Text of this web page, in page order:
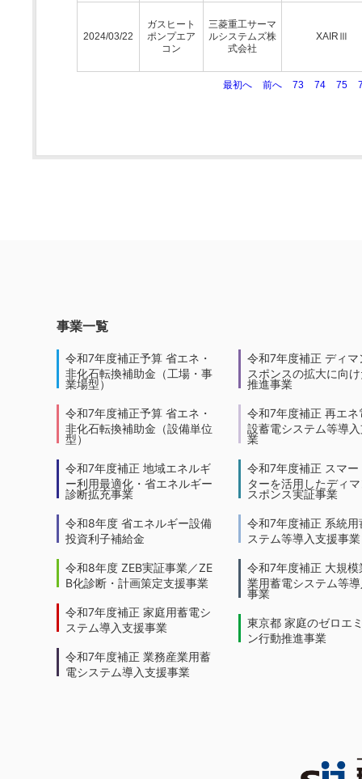
2024/03/22
ガスヒート
ポンプエア
コン
三菱重工サーマ
ルシステムズ株
式会社
XAIRⅢ
最初へ 前へ 73 74 75
事業一覧
令和7年度補正予算 省エネ・
非化石転換補助金（工場・事
業場型）
令和7年度補正予算 省エネ・
非化石転換補助金（設備単位
型）
令和7年度補正 地域エネルギ
ー利用最適化・省エネルギー
診断拡充事業
令和8年度 省エネルギー設備
投資利子補給金
令和8年度 ZEB実証事業／ZE
B化診断・計画策定支援事業
令和7年度補正 家庭用蓄電シ
ステム導入支援事業
令和7年度補正 業務産業用蓄
電システム導入支援事業
令和7年度補正 ディマ
スポンスの拡大に向
推進事業
令和7年度補正 再エネ
設蓄電システム等導
業
令和7年度補正 スマー
ターを活用したディ
スポンス実証事業
令和7年度補正 系統用
ステム等導入支援事業
令和7年度補正 大規模
業用蓄電システム等
事業
東京都 家庭のゼロエ
ン行動推進事業